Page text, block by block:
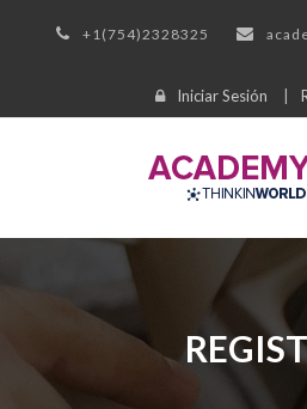
+1(754)2328325
Iniciar Sesión